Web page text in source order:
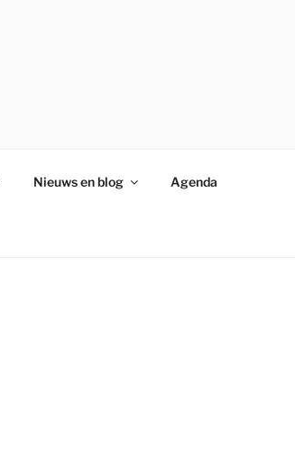
Nieuws en blog Agenda